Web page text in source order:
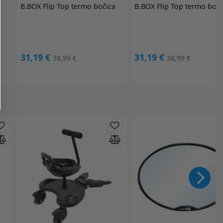
B.BOXFlip Top termo bočica
31,19 € 38,99 €
B.BOXFlip Top termo
31,19 € 38,99 €